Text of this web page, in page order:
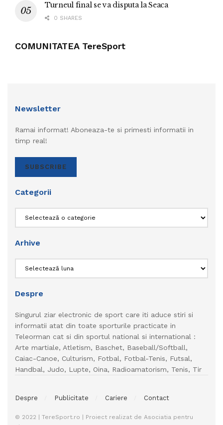
Turneul final se va disputa la Seaca
0 SHARES
COMUNITATEA TereSport
Newsletter
Ramai informat! Aboneaza-te si primesti informatii in
timp real!
SUBSCRIBE
Categorii
Arhive
Despre
Singurul ziar electronic de sport care iti aduce stiri si
informatii atat din toate sporturile practicate in
Teleorman cat si din sportul national si international :
Arte martiale, Atletism, Baschet, Baseball/Softball,
Caiac-Canoe, Culturism, Fotbal, Fotbal-Tenis, Futsal,
Handbal, Judo, Lupte, Oina, Radioamatorism, Tenis, Tir
Despre Publicitate Cariere Contact
© 2022 | TereSport.ro | Proiect realizat de Asociatia pentru